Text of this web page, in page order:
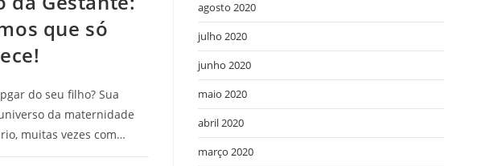
que só
do seu filho? Sua
da maternidade
muitas vezes com…
agosto 2020
julho 2020
junho 2020
maio 2020
abril 2020
março 2020